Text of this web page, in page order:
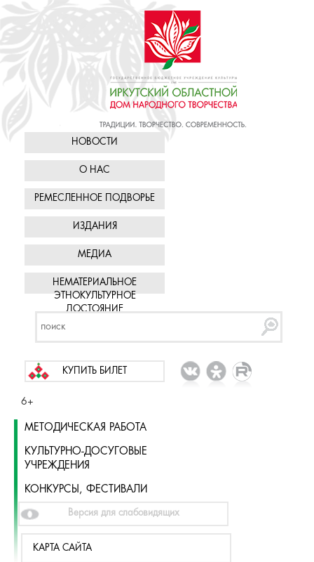
НОВОСТИ
О НАС
РЕМЕСЛЕННОЕ ПОДВОРЬЕ
ИЗДАНИЯ
МЕДИА
НЕМАТЕРИАЛЬНОЕ
ЭТНОКУЛЬТУРНОЕ
ДОСТОЯНИЕ
КУПИТЬ БИЛЕТ
6+
МЕТОДИЧЕСКАЯ РАБОТА
КУЛЬТУРНО-ДОСУГОВЫЕ
УЧРЕЖДЕНИЯ
КОНКУРСЫ, ФЕСТИВАЛИ
Версия для слабовидящих
КАРТА САЙТА